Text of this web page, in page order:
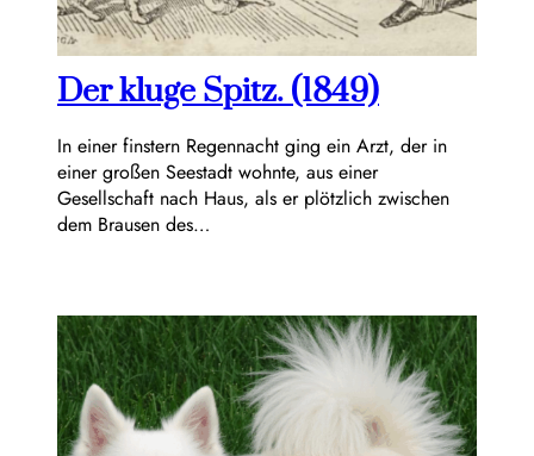
Der kluge Spitz. (1849)
In einer finstern Regennacht ging ein Arzt, der in
einer großen Seestadt wohnte, aus einer
Gesellschaft nach Haus, als er plötzlich zwischen
dem Brausen des…